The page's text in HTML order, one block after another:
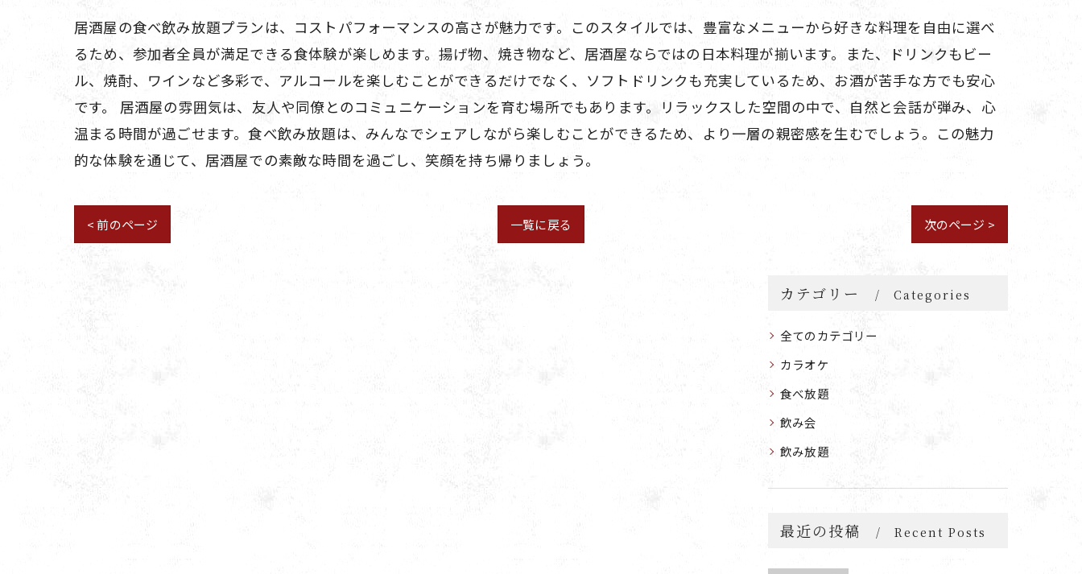
居酒屋の食べ飲み放題プランは、コストパフォーマンスの高さが魅力です。このスタイルでは、豊富なメニューから好きな料理を自由に選べ
るため、参加者全員が満足できる食体験が楽しめます。揚げ物、焼き物など、居酒屋ならではの日本料理が揃います。また、ドリンクもビー
ル、焼酎、ワインなど多彩で、アルコールを楽しむことができるだけでなく、ソフトドリンクも充実しているため、お酒が苦手な方でも安心
です。 居酒屋の雰囲気は、友人や同僚とのコミュニケーションを育む場所でもあります。リラックスした空間の中で、自然と会話が弾み、心
温まる時間が過ごせます。食べ飲み放題は、みんなでシェアしながら楽しむことができるため、より一層の親密感を生むでしょう。この魅力
的な体験を通じて、居酒屋での素敵な時間を過ごし、笑顔を持ち帰りましょう。
< 前のページ 一覧に戻る 次のページ >
カテゴリー Categories
全てのカテゴリー
カラオケ
食べ放題
飲み会
飲み放題
最近の投稿 Recent Posts